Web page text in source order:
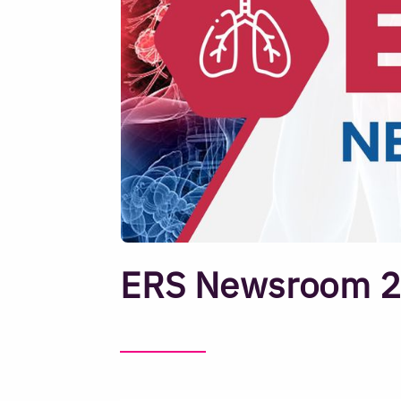
ERS Newsroom